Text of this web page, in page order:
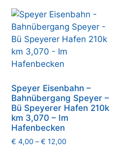
Speyer Eisenbahn –
Bahnübergang Speyer –
Bü Speyerer Hafen 210k
km 3,070 – Im
Hafenbecken
€ 4,00–€ 12,00